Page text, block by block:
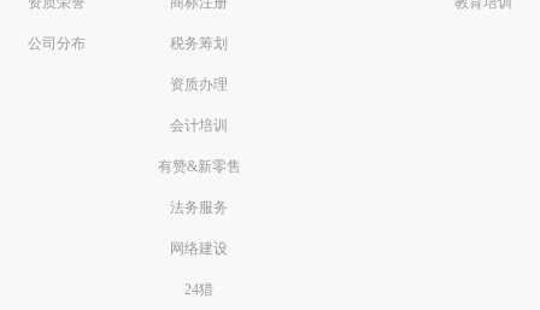
公司分布 税务筹划
资质办理
会计培训
有赞&新零售
法务服务
网络建设
24猎